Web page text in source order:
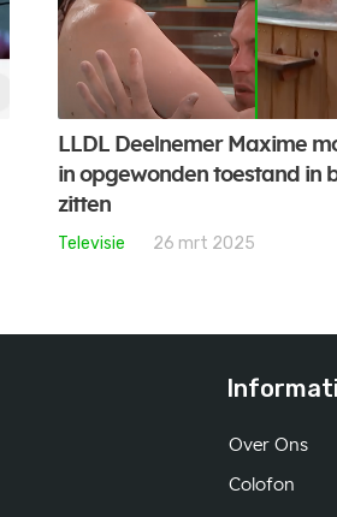
LLDL Deelnemer Maxime
in opgewonden toestand in
zitten
Televisie 26 mrt 2025
Over Ons
Colofon